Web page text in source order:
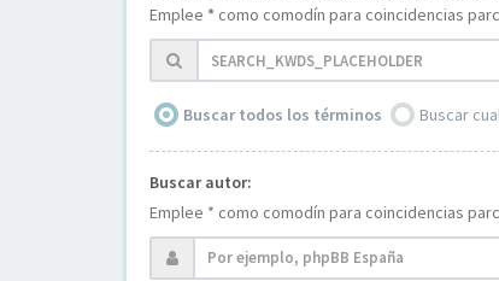
Emplee * como comodín para coincidencias
Buscar todos los términos Buscar
Buscar autor:
Emplee * como comodín para coincidencias